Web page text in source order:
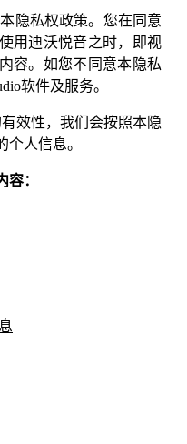
隐私权政策。您在同意
用迪沃悦音之时，即视
容。如您不同意本隐私
软件及服务。
效性， 我们会按照本隐
人信息。
：